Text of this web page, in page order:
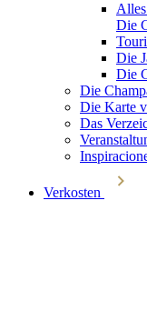
Die
Die
Die
Die
Die Karte
Das
Verkosten